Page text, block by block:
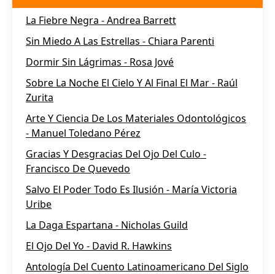
La Fiebre Negra - Andrea Barrett
Sin Miedo A Las Estrellas - Chiara Parenti
Dormir Sin Lágrimas - Rosa Jové
Sobre La Noche El Cielo Y Al Final El Mar - Raúl
Zurita
Arte Y Ciencia De Los Materiales Odontológicos
- Manuel Toledano Pérez
Gracias Y Desgracias Del Ojo Del Culo -
Francisco De Quevedo
Salvo El Poder Todo Es Ilusión - María Victoria
Uribe
La Daga Espartana - Nicholas Guild
El Ojo Del Yo - David R. Hawkins
Antología Del Cuento Latinoamericano Del Siglo